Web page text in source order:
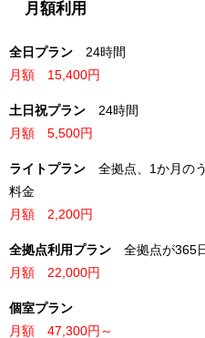
月額利用
全日プラン 24時間
月額 15,400円
土日祝プラン 24時間
月額 5,500円
ライトプラン 全拠点、1か月の
料金
月額 2,200円
全拠点利用プラン 全拠点が365
月額 22,000円
個室プラン
月額 47,300円～